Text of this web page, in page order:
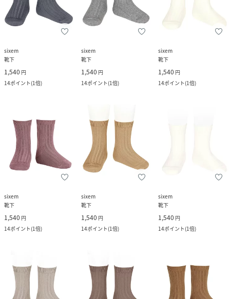
sixem
靴下
1,540 円
14ポイント(1倍)
sixem
靴下
1,540 円
14ポイント(1倍)
sixem
靴下
1,540 円
14ポイント(1倍)
sixem
靴下
1,540 円
14ポイント(1倍)
sixem
靴下
1,540 円
14ポイント(1倍)
sixem
靴下
1,540 円
14ポイント(1倍)